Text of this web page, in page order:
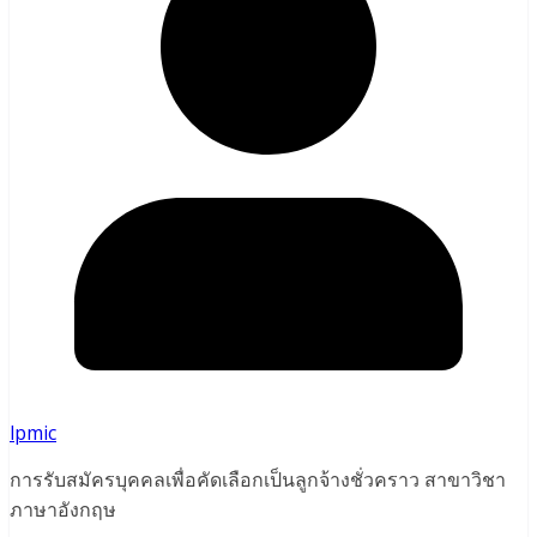
lpmic
การรับสมัครบุคคลเพื่อคัดเลือกเป็นลูกจ้างชั่วคราว สาขาวิชา
ภาษาอังกฤษ